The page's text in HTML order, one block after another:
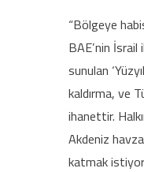
“Bölgeye
BAE’nin İsrail
sunulan
kaldırma, ve
ihanettir.
Akdeniz
katmak